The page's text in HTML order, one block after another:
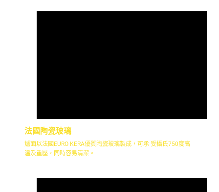
法國陶瓷玻璃
爐面以法國EURO KERA優質陶瓷玻璃製成，可承 受攝氏750度高
溫及重壓，同時容易清潔。